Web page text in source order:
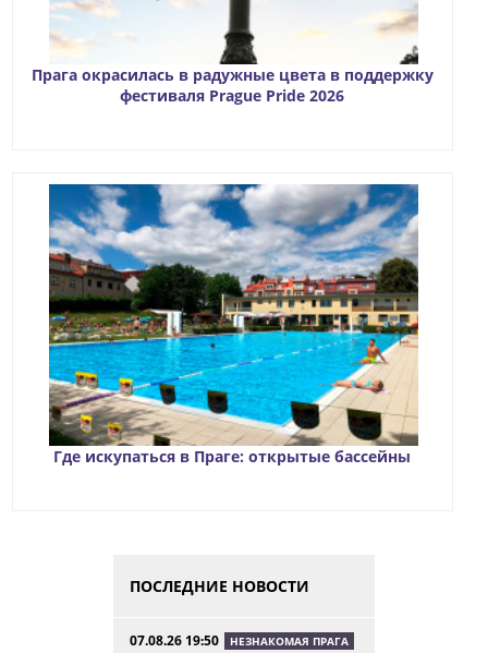
Прага окрасилась в радужные цвета в поддержку
фестиваля Prague Pride 2026
Где искупаться в Праге: открытые бассейны
ПОСЛЕДНИЕ НОВОСТИ
07.08.26 19:50 НЕЗНАКОМАЯ ПРАГА